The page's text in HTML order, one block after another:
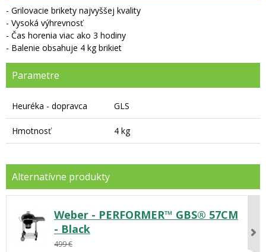
- Grilovacie brikety najvyššej kvality
- Vysoká výhrevnosť
- Čas horenia viac ako 3 hodiny
- Balenie obsahuje 4 kg brikiet
Parametre
Heuréka - dopravca GLS
Hmotnosť 4 kg
Weber - PERFORMER™ GBS® 57CM
- Black
499 €